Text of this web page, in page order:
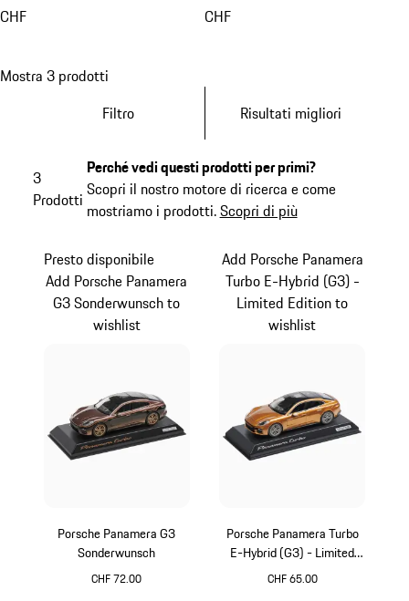
CHF CHF
Mostra 3 prodotti
Filtro
Risultati migliori
3
Prodotti
Perché vedi questi prodotti per primi?
Scopri il nostro motore di ricerca e come
mostriamo i prodotti.Scopri di più
Porsche Panamera G3
Sonderwunsch
CHF 72.00
Presto disponibile
Add Porsche Panamera
G3 Sonderwunsch to
wishlist
Porsche Panamera Turbo
E-Hybrid (G3) - Limited
Edition
CHF 65.00
Add Porsche Panamera
Turbo E-Hybrid (G3) -
Limited Edition to
wishlist